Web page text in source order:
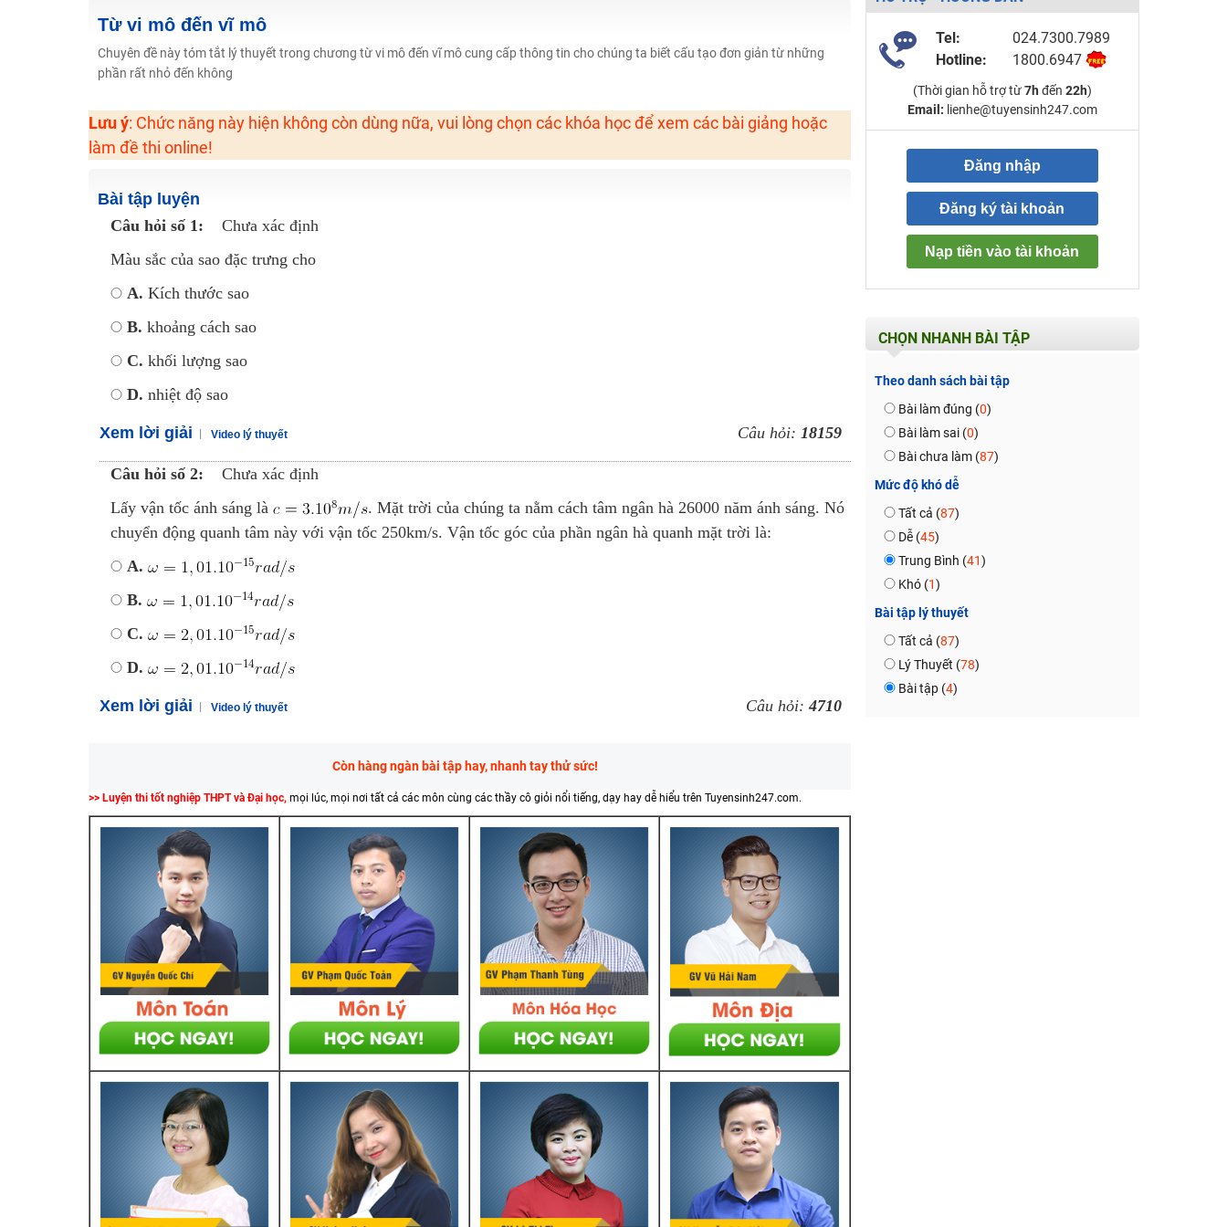
Học online lớp 2 với thầy cô giáo giỏi, nổi tiếng
2K6! Lộ Trình Sun 2024 - Ba bước luyện thi TN THPT - ĐH ít nhất 25 điểm
Hot! Lễ hội đồng giá 449K - 499K toàn bộ khoá học tại Tuyensinh247 (Từ 16-18/07/2025)
Đồng giá khóa học 499K - 399K (13/11-15/11)
Khai giảng các khóa lớp 9 Toán - Lý - Hóa - Văn - Anh năm 2018
Từ vi mô đến vĩ mô
Chuyên đề này tóm tắt lý thuyết trong chương từ vi mô đến vĩ mô cung cấp thông tin cho chúng ta biết cấu tạo đơn giản từ những
phần rất nhỏ đến không
Lưu ý: Chức năng này hiện không còn dùng nữa, vui lòng chọn các khóa học để xem các bài giảng hoặc
làm đề thi online!
Bài tập luyện
Câu hỏi số 1:
Chưa xác định
Màu sắc của sao đặc trưng cho
A. Kích thước sao
B. khoảng cách sao
C. khối lượng sao
D. nhiệt độ sao
Xem lời giải Video lý thuyết Câu hỏi: 18159
Câu hỏi số 2:
Chưa xác định
Lấy vận tốc ánh sáng là
. Mặt trời của chúng ta nằm cách tâm ngân hà 26000 năm ánh sáng. Nó
chuyển động quanh tâm này với vận tốc 250km/s. Vận tốc góc của phần ngân hà quanh mặt trời là:
A.
B.
C.
D.
Xem lời giải Video lý thuyết Câu hỏi:4710
Còn hàng ngàn bài tập hay, nhanh tay thử sức!
>> Luyện thi tốt nghiệp THPT và Đại học, mọi lúc, mọi nơi tất cả các môn cùng các thầy cô giỏi nổi tiếng, dạy hay dễ hiểu trên Tuyensinh247.com.
Tel:
024.7300.7989
Hotline:
1800.6947
(Thời gian hỗ trợ từ7h đến 22h)
Email: lienhe@tuyensinh247.com
Đăng nhập
Đăng ký tài khoản
Nạp tiền vào tài khoản
CHỌN NHANH BÀI TẬP
Theo danh sách bài tập
Bài làm đúng (0)
Bài làm sai (0)
Bài chưa làm (87)
Mức độ khó dễ
Tất cả (87)
Dễ (45)
Trung Bình (41)
Khó (1)
Bài tập lý thuyết
Tất cả (87)
Lý Thuyết (78)
Bài tập (4)